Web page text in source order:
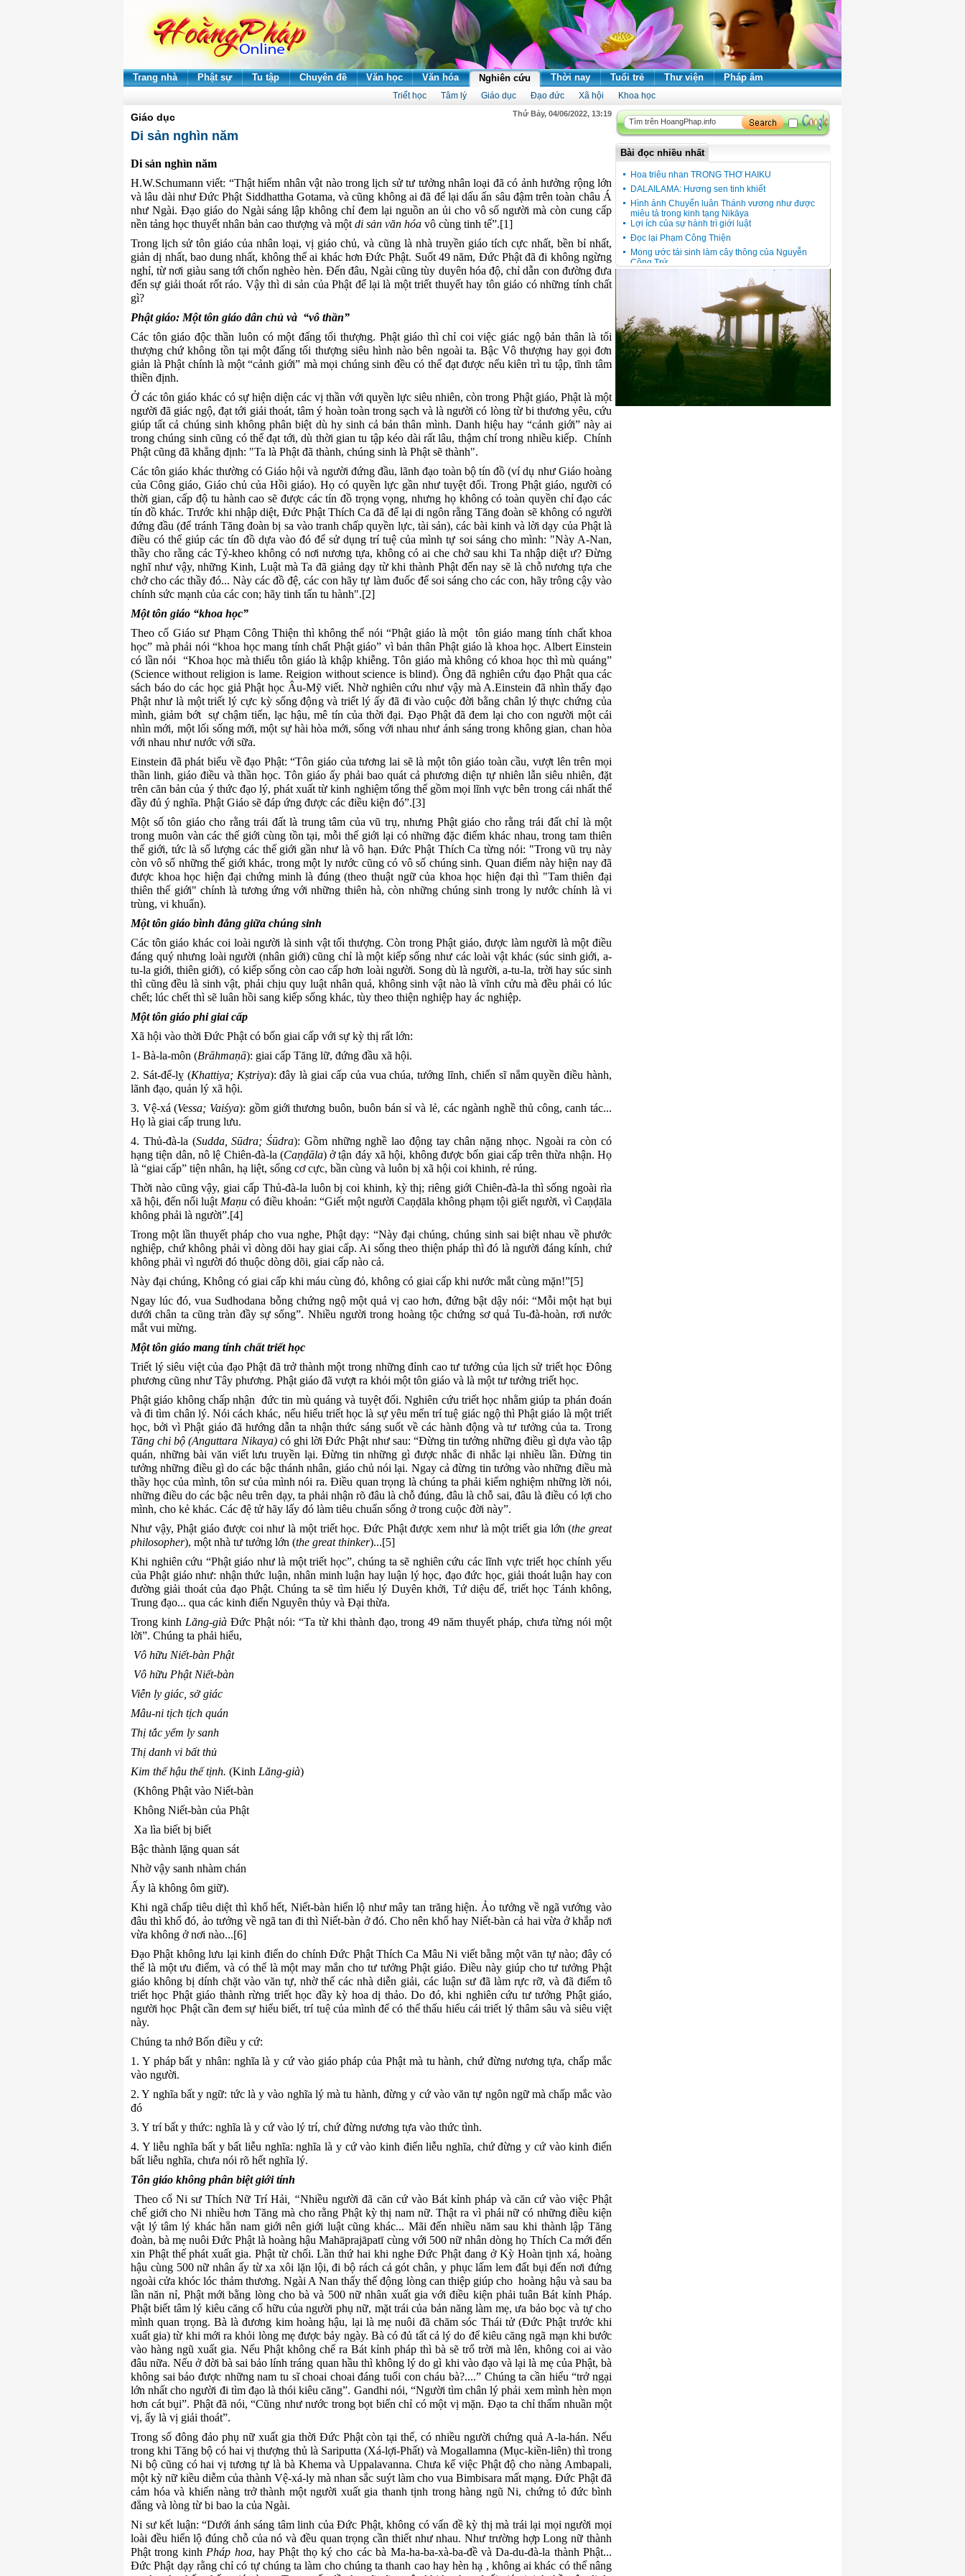
Trang nhà Phật sự Tu tập Chuyên đề Văn học Văn hóa Nghiên cứu Thời nay Tuổi trẻ Thư viện Pháp âm
Triết học Tâm lý Giáo dục Đạo đức Xã hội Khoa học
Giáo dục Thứ Bảy, 04/06/2022, 13:19
Di sản nghìn năm
Di sản nghìn năm
H.W.Schumann viết: “Thật hiếm nhân vật nào trong lịch sử tư tưởng nhân loại đã có ảnh hưởng rộng lớn
và lâu dài như Đức Phật Siddhattha Gotama, và cũng không aiđã để lại dấu ấn sâu đậm trên toàn châu Á
như Ngài. Ðạo giáo do Ngài sáng lập không chỉ đem lại nguồn an ủi cho vô số người mà còn cung cấp
nền tảng học thuyết nhân bản cao thượng và một di sản văn hóa vô cùng tinh tế”.[1]
Trong lịch sử tôn giáo của nhân loại, vị giáo chủ, và cũng là nhà truyền giáo tích cực nhất, bền bỉ nhất,
giản dị nhất, bao dung nhất, không thể ai khác hơn Đức Phật. Suốt 49 năm, Đức Phậtđãđi không ngừng
nghỉ, từ nơi giàu sang tới chốn nghèo hèn. Đến đâu, Ngài cũng tùy duyên hóa độ, chỉ dẫn con đường đưa
đến sự giải thoát rốt ráo. Vậy thì di sản của Phật để lại là một triết thuyết hay tôn giáo có những tính chất
gì?
Phật giáo: Một tôn giáo dân chủ và “vô thần”
Các tôn giáo độc thần luôn có một đấng tối thượng. Phật giáo thì chỉ coi việc giác ngộbản thân là tối
thượng chứ không tồn tại một đấng tối thượngsiêu hình nào bên ngoài ta. Bậc Vô thượng hay gọi đơn
giản là Phật chính là một“cảnh giới” mà mọi chúng sinh đều có thể đạt được nếu kiên trì tu tập, tĩnh tâm
thiền định.
Ở các tôn giáo khác có sự hiện diện các vị thần với quyền lực siêu nhiên, còn trong Phật giáo, Phật là một
người đã giác ngộ, đạt tới giải thoát, tâm ýhoàn toàn trong sạch và là người có lòng từ bi thương yêu, cứu
giúp tất cả chúng sinh không phân biệt dù hy sinh cả bản thân mình. Danh hiệuhay “cảnh giới” nàyai
trongchúng sinhcũng có thể đạt tới, dù thời gian tu tập kéo dài rất lâu, thậm chí trong nhiều kiếp. Chính
Phật cũng đã khẳng định: "Ta là Phật đã thành, chúng sinh là Phật sẽ thành".
Các tôn giáo khác thường có Giáo hội và người đứng đầu, lãnh đạo toàn bộ tín đồ (ví dụ như Giáo hoàng
của Công giáo, Giáo chủ của Hồi giáo). Họ có quyền lực gần như tuyệt đối. Trong Phật giáo, người có
thời gian, cấp độ tu hành cao sẽ được các tín đồ trọng vọng, nhưng họ không cótoàn quyền chỉ đạo các
tín đồ khác. Trước khi nhập diệt, Đức Phật Thích Ca đã để lại di ngôn rằng Tăng đoàn sẽ không có người
đứng đầu (để tránh Tăng đoàn bị sa vào tranh chấp quyền lực, tài sản), các bài kinh và lời dạy của Phật là
điều có thể giúp các tín đồ dựa vào đó để sử dụng trí tuệ của mình tự soi sáng cho mình: "Này A-Nan,
thầy cho rằng các Tỷ-kheo không có nơi nương tựa, không có ai che chở sau khi Ta nhập diệt ư? Đừng
nghĩ như vậy, những Kinh, Luật mà Ta đã giảng dạy từ khi thành Phật đến nay sẽ là chỗ nương tựa che
chở cho các thầy đó... Này các đồ đệ, các con hãy tự làm đuốc để soi sáng cho các con, hãy trông cậy vào
chính sức mạnh của các con; hãy tinh tấn tu hành".[2]
Một tôn giáo “khoa học”
Theo cố Giáo sư Phạm Công Thiện thì không thể nói “Phật giáo là một tôn giáo mang tính chất khoa
học” mà phải nói “khoa học mang tính chất Phật giáo” vì bản thân Phật giáo là khoa học. Albert Einstein
có lần nói “Khoa học mà thiếu tôn giáo là khập khiễng. Tôn giáo mà không có khoa học thì mù quáng”
(Science without religion is lame. Reigion without science is blind). Ông đã nghiên cứu đạo Phật qua các
sách báodo các học giả Phật học Âu-Mỹ viết. Nhờ nghiên cứu như vậy mà A.Einstein đã nhìn thấyđạo
Phật như là một triết lý cực kỳ sống động và triết lý ấy đã đi vào cuộc đời bằng chân lý thực chứng của
mình, giảm bớt sự chậm tiến, lạc hậu, mê tín của thời đại. Đạo Phật đã đem lại cho con người một cái
nhìn mới, một lối sống mới, một sự hài hòa mới, sống với nhau như ánh sáng trong không gian, chan hòa
với nhau như nước với sữa.
Einstein đã phát biểu vềđạo Phật: “Tôn giáo của tương lai sẽ là một tôn giáo toàn cầu, vượt lên trên mọi
thần linh, giáo điều và thần học. Tôn giáo ấy phải bao quát cả phương diện tự nhiên lẫn siêu nhiên, đặt
trên căn bản của ý thức đạo lý, phát xuất từ kinh nghiệm tổng thể gồm mọi lĩnh vựcbên trong cái nhất thể
đầy đủ ý nghĩa. Phật Giáo sẽ đáp ứng được các điều kiện đó”.[3]
Một số tôn giáo cho rằngtrái đấtlà trung tâm của vũ trụ, nhưng Phật giáo cho rằng trái đấtchỉ là một
trong muôn vàn các thế giới cùng tồn tại, mỗi thế giới lại có những đặc điểm khác nhau,trong tam thiên
thế giới, tức là số lượng các thế giới gần như là vô hạn. Đức Phật Thích Ca từng nói: "Trong vũ trụ này
còn vô số những thế giới khác, trong một ly nước cũng có vô số chúng sinh. Quan điểm này hiện nay đã
được khoa học hiện đại chứng minh là đúng (theo thuật ngữ của khoa học hiện đại thì "Tam thiên đại
thiên thế giới" chính là tương ứng vớinhững thiên hà, còn những chúng sinh trong lynước chính là vi
trùng, vi khuẩn).
Một tôn giáo bình đẳng giữa chúng sinh
Các tôn giáo khác coi loài người là sinh vật tối thượng. Còn trong Phật giáo,được làm người là một điều
đáng quý nhưng loài người (nhân giới) cũng chỉ là một kiếp sống như các loài vật khác (súc sinh giới, a-
tu-la giới, thiên giới), có kiếp sống còn cao cấp hơn loài người. Song dù là người, a-tu-la, trời hay súc sinh
thì cũng đều là sinh vật, phải chịu quy luật nhân quả, không sinh vật nào là vĩnh cửu mà đều phải có lúc
chết; lúc chết thì sẽ luân hồi sang kiếp sống khác, tùy theo thiện nghiệp hay ác nghiệp.
Một tôn giáo phi giai cấp
Xã hội vào thời Đức Phật có bốn giai cấp với sự kỳ thị rất lớn:
1- Bà-la-môn (Brāhmaṇā): giai cấp Tăng lữ, đứng đầu xã hội.
2. Sát-đế-lỵ (Khattiya; Kṣtriya):đây là giai cấp của vua chúa, tướng lĩnh, chiến sĩ nắm quyền điều hành,
lãnh đạo, quản lý xã hội.
3. Vệ-xá (Vessa; Vaiśya): gồm giới thương buôn, buôn bán sỉ và lẻ, các ngành nghề thủ công, canh tác...
Họ là giai cấp trung lưu.
4. Thủ-đà-la (Sudda, Sūdra; Śūdra): Gồm những nghề lao động tay chân nặng nhọc. Ngoài ra còn có
hạng tiện dân, nô lệ Chiên-đà-la (Caṇḍāla) ở tận đáy xã hội, không đượcbốn giai cấp trên thừa nhận. Họ
là “giai cấp” tiện nhân, hạ liệt, sống cơ cực, bần cùng và luôn bị xã hội coi khinh, rẻ rúng.
Thời nào cũng vậy, giai cấp Thủ-đà-la luôn bị coi khinh, kỳ thị; riêng giới Chiên-đà-la thì sống ngoài rìa
xã hội, đến nổi luật Maṇu có điều khoản: “Giết một người Caṇḍāla không phạm tội giết người, vì Caṇḍāla
không phải là người”.[4]
Trong một lần thuyết pháp cho vua nghe, Phật dạy: “Này đại chúng, chúng sinh sai biệt nhau về phước
nghiệp, chứ không phải vì dòng dõi hay giai cấp. Ai sống theo thiện pháp thì đó là người đáng kính, chứ
không phải vì người đó thuộc dòng dõi, giai cấp nào cả.
Này đại chúng, Không có giai cấp khi máu cùng đỏ, không có giai cấp khi nước mắt cùng mặn!”[5]
Ngay lúc đó, vua Sudhodana bỗng chứng ngộ một quả vị cao hơn, đứng bật dậy nói: “Mỗi một hạt bụi
dưới chân ta cũng tràn đầy sự sống”. Nhiều người trong hoàng tộc chứng sơ quả Tu-đà-hoàn, rơi nước
mắt vui mừng.
Một tôn giáo mang tính chất triết học
Triết lý siêu việt của đạo Phật đã trở thành một trong những đỉnh cao tư tưởng của lịch sử triết học Đông
phương cũng như Tây phương. Phật giáo đã vượt ra khỏi một tôn giáo và là một tư tưởng triết học.
Phật giáo không chấp nhận đức tin mù quáng và tuyệt đối. Nghiên cứu triết học nhằm giúp ta phán đoán
và đi tìm chân lý. Nói cách khác, nếu hiểu triết học là sự yêu mến trí tuệ giác ngộ thì Phật giáo là một triết
học, bởi vì Phật giáo đã hướng dẫn ta nhận thức sáng suốt về các hành động và tư tưởng của ta.Trong
Tăng chi bộ (Anguttara Nikaya) có ghi lời Đức Phật như sau: “Đừng tin tưởng những điều gì dựa vào tập
quán, những bài văn viết lưu truyền lại. Đừng tin những gì được nhắc đi nhắc lại nhiều lần. Đừng tin
tưởng những điều gì do các bậc thánh nhân, giáo chủ nói lại. Ngay cả đừng tin tưởng vào những điều mà
thầy học của mình, tôn sư của mình nói ra. Điều quan trọng là chúng ta phải kiểm nghiệm những lời nói,
những điều do các bậc nêu trên dạy, ta phải nhận rõ đâu là chỗ đúng, đâu là chỗ sai, đâu là điều có lợi cho
mình, cho kẻ khác. Các đệ tử hãy lấy đó làm tiêu chuẩn sống ở trong cuộc đời này”.
Như vậy, Phật giáo được coi như là một triết học.Đức Phật đượcxem như là một triết gia lớn (the great
philosopher), một nhà tư tưởng lớn (the great thinker)...[5]
Khi nghiên cứu “Phật giáo như là một triết học”, chúng ta sẽ nghiên cứu các lĩnh vực triết học chính yếu
của Phật giáo như: nhận thức luận, nhân minh luận hay luận lý học, đạo đức học, giải thoát luận hay con
đường giải thoát của đạo Phật.Chúng ta sẽ tìm hiểulý Duyên khởi, Tứdiệu đế, triết học Tánhkhông,
Trung đạo... qua các kinh điển Nguyên thủy và Đại thừa.
Trong kinh Lăng-già Đức Phật nói: “Ta từ khi thành đạo, trong 49 năm thuyết pháp, chưa từng nói một
lời”. Chúng ta phải hiểu,
Vô hữu Niết-bàn Phật
Vô hữu Phật Niết-bàn
Viễn ly giác, sở giác
Mâu-ni tịch tịch quán
Thị tắc yểm ly sanh
Thị danh vi bất thủ
Kim thế hậu thế tịnh. (Kinh Lăng-già)
(Không Phật vào Niết-bàn
Không Niết-bàn của Phật
Xa lìa biết bị biết
Bậc thành lặng quan sát
Nhờ vậy sanh nhàm chán
Ấy là không ôm giữ).
Khi ngã chấp tiêu diệt thì khổ hết, Niết-bàn hiển lộ như mây tan trăng hiện. Ảo tưởng về ngã vướng vào
đâu thì khổ đó, ảo tưởng về ngã tan đi thì Niết-bàn ở đó. Cho nên khổ hay Niết-bàn cả hai vừa ở khắp nơi
vừa không ở nơi nào...[6]
Đạo Phật không lưu lại kinh điển do chính Đức Phật Thích Ca Mâu Ni viết bằng một văn tự nào; đây có
thể là một ưu điểm, và có thể là một may mắn cho tư tưởng Phật giáo. Điều này giúp cho tư tưởng Phật
giáo không bị dính chặt vào văn tự, nhờ thế các nhà diễn giải, các luận sư đã làm rực rỡ, và đã điểm tô
triết học Phật giáo thành rừng triết học đầy kỳ hoa dị thảo. Do đó, khi nghiên cứu tư tưởng Phật giáo,
người học Phật cần đem sự hiểu biết, trí tuệ của mình để có thể thấu hiểu cái triết lý thâm sâu và siêu việt
này.
Chúng ta nhớBốn điều y cứ:
1. Y pháp bất y nhân: nghĩa là y cứ vào giáo pháp của Phật mà tu hành, chứ đừng nương tựa, chấp mắc
vào người.
2. Y nghĩa bất y ngữ: tức là y vào nghĩa lý mà tu hành, đừng y cứ vào văn tự ngôn ngữ mà chấp mắc vào
đó
3. Y trí bất y thức: nghĩa là y cứ vào lý trí, chứ đừng nương tựa vào thức tình.
4. Y liễu nghĩa bất y bất liễu nghĩa: nghĩa là y cứ vào kinh điển liễu nghĩa, chứ đừng y cứ vào kinh điển
bất liễu nghĩa, chưa nói rõ hết nghĩa lý.
Tôn giáo không phân biệt giới tính
Theo cố Ni sư Thích Nữ Trí Hải , “Nhiều người đã căn cứ vào Bát kỉnh pháp và căn cứ vào việc Phật
chế giới cho Ni nhiều hơn Tăng mà cho rằng Phật kỳ thị nam nữ. Thật ra vì phái nữ có những điều kiện
vật lý tâm lý khác hẳn nam giới nên giới luật cũng khác... Mãi đến nhiều năm sau khi thành lập Tăng
đoàn, bà mẹ nuôiĐức Phật làhoàng hậu Mahāprajāpatī cùng với 500 nữ nhân dòng họ Thích Ca mới đến
xin Phật thế phát xuất gia. Phật từ chối.Lần thứ hai khi ngheĐức Phật đang ở Kỳ Hoàn tịnh xá,hoàng
hậu cùng 500 nữ nhân ấy từ xa xôi lặn lội, đi bộ rách cả gót chân, y phục lấm lem đất bụi đến nơi đứng
ngoài cửa khóc lóc thảm thương. Ngài A Nan thấy thế động lòng can thiệp giúp chohoàng hậu và sau ba
lần năn nỉ, Phật mới bằng lòng cho bà và 500 nữ nhân xuất gia với điều kiện phải tuân Bát kỉnh Pháp.
Phật biết tâm lý kiêu căng cố hữu của người phụ nữ, mặt trái của bản nănglàm mẹ, ưa bảo bọc và tự cho
mình quan trọng. Bà là đương kim hoàng hậu, lại là mẹ nuôi đã chăm sóc Thái tử (ĐứcPhật trước khi
xuất gia) từ khi mới ra khỏi lòng mẹ được bảy ngày. Bà có đủ tất cả lý do để kiêu căng ngã mạn khi bước
vào hàng ngũ xuất gia. Nếu Phật không chế ra Bát kỉnh pháp thì bà sẽ trổ trời mà lên, không coi ai vào
đâu nữa. Nếu ở đời bà sai bảo lính tráng quan hầu thì không lý do gì khi vào đạo và lại là mẹ của Phật, bà
không sai bảo được những nam tu sĩ choai choai đáng tuổi con cháu bà?....” Chúng tacần hiểu“trở ngại
lớn nhất cho người đi tìm đạo là thói kiêu căng”. Gandhi nói, “Người tìm chân lý phải xem mình hèn mọn
hơn cát bụi”. Phật đã nói, “Cũng như nước trong bọt biển chỉ có một vị mặn. Đạo ta chỉ thấm nhuần một
vị, ấy là vị giải thoát”.
Trong số đông đảo phụ nữ xuất gia thời Đức Phật còn tại thế,cónhiều người chứng quả A-la-hán. Nếu
trong khi Tăng bộ cóhai vịthượng thủ là Sariputta (Xá-lợi-Phất) và Mogallamna (Mục-kiền-liên) thì trong
Ni bộ cũng cóhai vịtương tựlà bà Khema và Uppalavanna. Chưa kể việc Phật độ cho nàng Ambapali,
một kỳ nữ kiều diễm của thành Vệ-xá-ly mà nhan sắc suýt làm cho vua Bimbisara mất mạng. Đức Phật đã
cảm hóa và khiến nàng trở thành một người xuất gia thanh tịnh trong hàng ngũ Ni, chứng tỏ đức bình
đẳng và lòng từ bi bao la của Ngài.
Ni sư kết luận: “Dưới ánh sáng tâm linh củaĐức Phật, không có vấn đề kỳ thị mà trái lại mọi người mọi
loài đều hiển lộ đúng chỗ của nó và đều quan trọng cần thiết như nhau.Như trường hợp Longnữ thành
Phật trong kinh Pháp hoa, hay Phật thọ ký cho cácbà Ma-ha-ba-xà-ba-đề và Da-du-đà-la thành Phật...
Đức Phật dạy rằng chỉ có tự chúng ta làm cho chúng ta thanh cao hay hèn hạ , không ai khác có thể nâng
Bài đọc nhiều nhất
Hoa triêu nhan TRONG THƠ HAIKU
DALAILAMA: Hương sen tinh khiết
Hình ảnh Chuyển luân Thánh vương như được
miêu tả trong kinh tạng Nikāya
Lợi ích của sự hành trì giới luật
Đọc lại Phạm Công Thiện
Mong ước tái sinh làm cây thông của Nguyễn
Công Trứ
Cầu ngói Thanh Toàn - Nét đẹp kiến trúc giữa